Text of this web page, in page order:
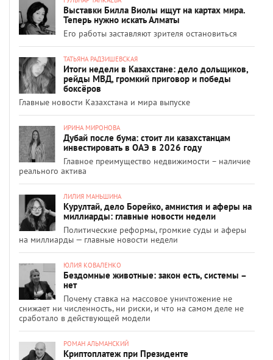
Выставки Билла Виолы ищут на картах мира.
Теперь нужно искать Алматы
Его работы заставляют зрителя остановиться
ТАТЬЯНА РАДЗИШЕВСКАЯ
Итоги недели в Казахстане: дело дольщиков,
рейды МВД, громкий приговор и победы
боксёров
Главные новости Казахстана и мира выпуске
ИРИНА МИРОНОВА
Дубай после бума: стоит ли казахстанцам
инвестировать в ОАЭ в 2026 году
Главное преимущество недвижимости – наличие
реального актива
ЛИЛИЯ МАНЬШИНА
Курултай, дело Борейко, амнистия и аферы на
миллиарды: главные новости недели
Политические реформы, громкие суды и аферы
на миллиарды — главные новости недели
ЮЛИЯ КОВАЛЕНКО
Бездомные животные: закон есть, системы –
нет
Почему ставка на массовое уничтожение не
снижает ни численность, ни риски, и что на самом деле не
сработало в действующей модели
РОМАН АЛЬМАНСКИЙ
Криптоплатеж при Президенте